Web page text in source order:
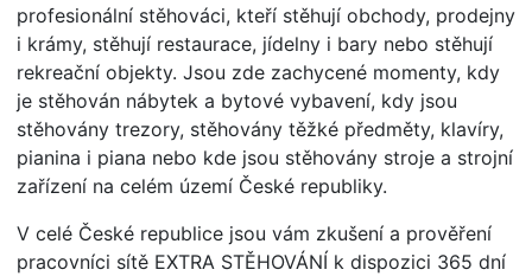
profesionální stěhováci, kteří stěhují obchody, prodejny
i krámy, stěhují restaurace, jídelny i bary nebo stěhují
rekreační objekty. Jsou zde zachycené momenty, kdy
je stěhován nábytek a bytové vybavení, kdy jsou
stěhovány trezory, stěhovány těžké předměty, klavíry,
pianina i piana nebo kde jsou stěhovány stroje a strojní
zařízení na celém území České republiky.
V celé České republice jsou vám zkušení a prověření
pracovníci sítě EXTRA STĚHOVÁNÍ k dispozici 365 dní